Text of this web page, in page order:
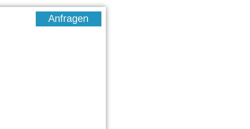
Anfragen